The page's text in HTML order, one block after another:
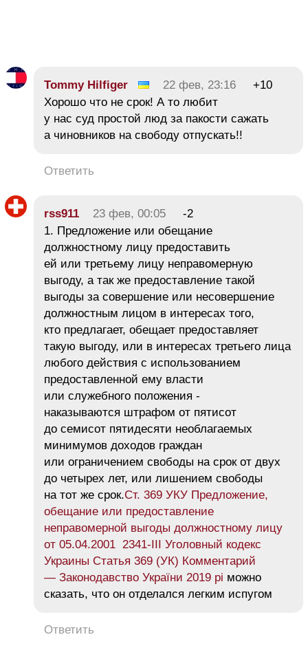
Tommy Hilfiger 22 фев, 23:16
+10
Хорошо что не срок! А то любит
у нас суд простой люд за пакости сажать
а чиновников на свободу отпускать!!
Ответить
rss911 23 фев, 00:05
-2
1. Предложение или обещание
должностному лицу предоставить
ей или третьему лицу неправомерную
выгоду, а так же предоставление такой
выгоды за совершение или несовершение
должностным лицом в интересах того,
кто предлагает, обещает предоставляет
такую ​​выгоду, или в интересах третьего лица
любого действия с использованием
предоставленной ему власти
или служебного положения -
наказываются штрафом от пятисот
до семисот пятидесяти необлагаемых
минимумов доходов граждан
или ограничением свободы на срок от двух
до четырех лет, или лишением свободы
на тот же срок.Ст. 369 УКУ Предложение,
обещание или предоставление
неправомерной выгоды должностному лицу
от 05.04.2001 2341-III Уголовный кодекс
Украины Статья 369 (УК) Комментарий
— Законодавство України 2019 рі можно
сказать, что он отделался легким испугом
Ответить